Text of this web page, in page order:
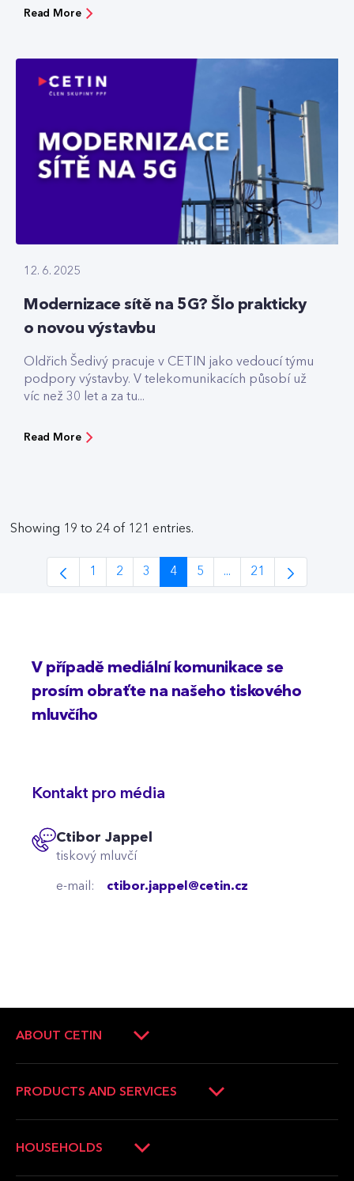
Read More
12. 6. 2025
Modernizace sítě na 5G? Šlo prakticky
o novou výstavbu
Oldřich Šedivý pracuje v CETIN jako vedoucí týmu
podpory výstavby. V telekomunikacích působí už
víc než 30 let a za tu...
Read More
Showing 19 to 24 of 121 entries.
Page
1
Page
2
Page
3
Page
4
Page
5 ...
Intermediate Pages
Page
21
V případě mediální komunikace se
prosím obraťte na našeho tiskového
mluvčího
Kontakt pro média
Ctibor Jappel
tiskový mluvčí
e-mail: ctibor.jappel@cetin.cz
ABOUT CETIN
PRODUCTS AND SERVICES
HOUSEHOLDS